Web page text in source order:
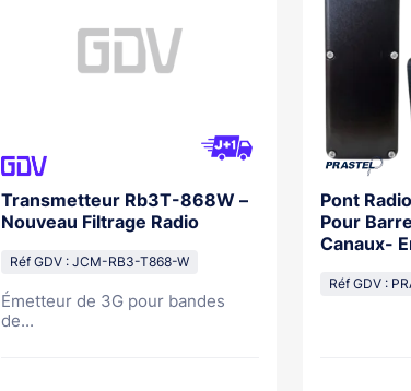
Transmetteur Rb3T-868W –
Nouveau Filtrage Radio
Réf GDV : JCM-RB3-T868-W
Émetteur de 3G pour bandes
de...
Pont
Pour
Canaux-
Réf GDV :